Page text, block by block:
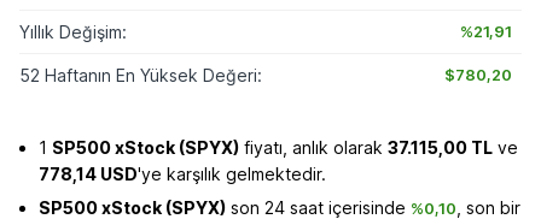
Yıllık Değişim: %21,91
52 Haftanın En Yüksek Değeri: $780,20
1 SP500 xStock (SPYX) fiyatı, anlık olarak 37.115,00 TL ve
778,14 USD'ye karşılık gelmektedir.
SP500 xStock (SPYX) son 24 saat içerisinde %0,10 , son bir